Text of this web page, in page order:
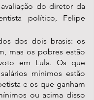
do diretor da
político, Felipe
dos dois brasis: os
mas os pobres estão
em Lula. Os que
mínimos estão
e os que ganham
ou acima disso